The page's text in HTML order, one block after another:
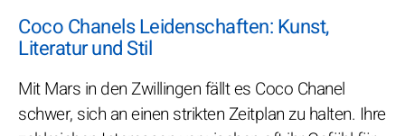
Coco Chanels Leidenschaften: Kunst,
Literatur und Stil
Mit Mars in den Zwillingen fällt es Coco Chanel
schwer, sich an einen strikten Zeitplan zu halten. Ihre